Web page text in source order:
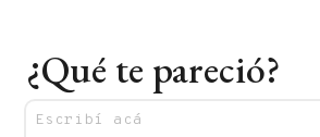
¿Qué te pareció?